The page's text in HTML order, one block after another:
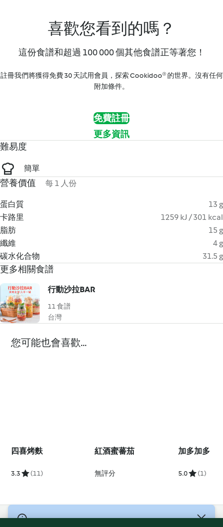
喜歡您看到的嗎？
這份食譜和超過 100 000 個其他食譜正等著您！
註冊我們將獲得免費 30 天試用會員，探索 Cookidoo® 的世界。沒有任何
附加條件。
免費註冊
更多資訊
難易度
簡單
營養價值 每 1 人份
蛋白質
13 g
卡路里
1259 kJ / 301 kcal
脂肪
15 g
纖維
4 g
碳水化合物
31.5 g
更多相關食譜
行動沙拉BAR
11 食譜
台灣
您可能也會喜歡...
四喜烤麩
3.3 (11)
紅酒蜜蕃茄
無評分
加多加多
5.0 (1)